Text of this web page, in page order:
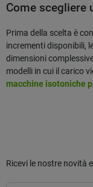
Come scegliere
Prima della scelta è
incrementi disponibili,
dimensioni
modelli in cui il carico
macchine isotoniche
Ricevi le nostre novità